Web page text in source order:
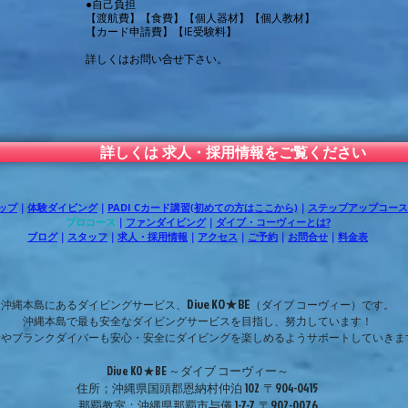
●自己負担
【渡航費】【食費】【個人器材】【個人教材】
【カード申請費】【IE受験料】
詳しくはお問い合せ下さい。
詳しくは 求人・採用情報をご覧ください
プ｜ 体験ダイビング｜ PADI Cカード講習(初めての方はここから) ｜ ステップアップコース
プロコース ｜ ファンダイビング｜ ダイブ・コーヴィーとは?
ブログ｜ スタッフ ｜ 求人・採用情報 ｜ アクセス ｜ ご予約 ｜ お問合せ ｜ 料金表
沖縄本島にあるダイビングサービス、 Dive KO★BE （ダイブ コーヴィー）です。
沖縄本島で最も安全なダイビングサービスを目指し、努力しています！
ブランクダイバーも安心・安全にダイビングを楽しめるようサポートしていきま
Dive KO★BE ～ダイブ コーヴィー～
住所；沖縄県国頭郡恩納村仲泊 102 〒904-0415